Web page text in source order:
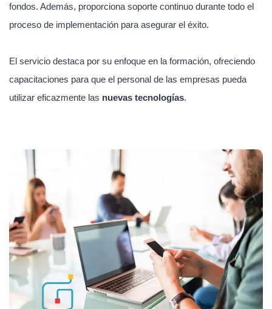
fondos. Además, proporciona soporte continuo durante todo el
proceso de implementación para asegurar el éxito.
El servicio destaca por su enfoque en la formación, ofreciendo
capacitaciones para que el personal de las empresas pueda
utilizar eficazmente las nuevas tecnologías.